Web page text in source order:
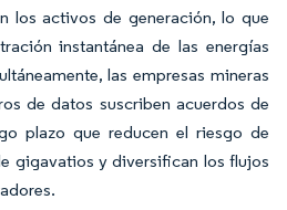
los activos de generación, lo que
instantánea de las energías
las empresas mineras
de datos suscriben acuerdos de
plazo que reducen el riesgo de
gigavatios y diversifican los flujos